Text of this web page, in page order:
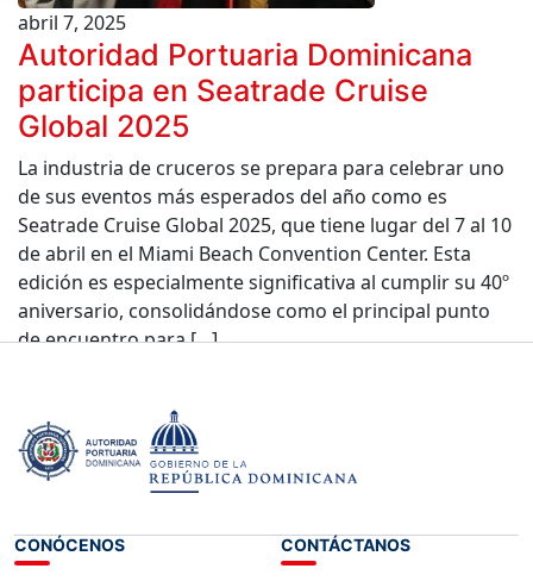
abril 7, 2025
Autoridad Portuaria Dominicana
participa en Seatrade Cruise
Global 2025
La industria de cruceros se prepara para celebrar uno
de sus eventos más esperados del año como es
Seatrade Cruise Global 2025, que tiene lugar del 7 al 10
de abril en el Miami Beach Convention Center. Esta
edición es especialmente significativa al cumplir su 40º
aniversario, consolidándose como el principal punto
de encuentro para […]
CONÓCENOS CONTÁCTANOS